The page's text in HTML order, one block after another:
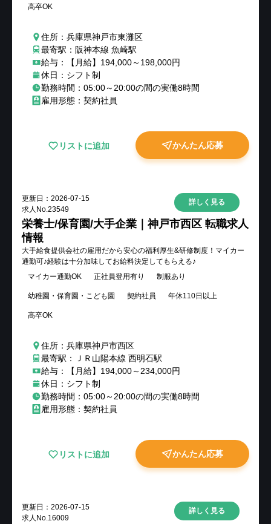
高卒OK
住所：兵庫県神戸市東灘区
最寄駅：阪神本線 魚崎駅
給与：【月給】194,000～198,000円
休日：シフト制
勤務時間：05:00～20:00の間の実働8時間
雇用形態：契約社員
リストに追加 かんたん応募
更新日： 2026-07-15
求人No.23549
詳しく見る
栄養士/保育園/大手企業｜神戸市西区 転職求人
情報
大手給食提供会社の雇用だから安心の福利厚生&研修制度！マイカー
通勤可♪経験は十分加味してお給料決定してもらえる♪
マイカー通勤OK
正社員登用有り 制服あり
幼稚園・保育園・こども園 契約社員 年休110日以上
高卒OK
住所：兵庫県神戸市西区
最寄駅：ＪＲ山陽本線 西明石駅
給与：【月給】194,000～234,000円
休日：シフト制
勤務時間：05:00～20:00の間の実働8時間
雇用形態：契約社員
リストに追加 かんたん応募
更新日： 2026-07-15
求人No.16009
詳しく見る